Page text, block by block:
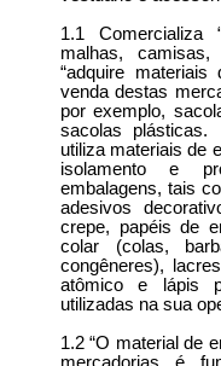
1.1 Comercializa
malhas,
“adquire
venda destas
por exemplo,
sacolas plásticas.
utiliza materiais de
isolamento e
embalagens, tais
adesivos
crepe, papéis de
colar (colas,
congêneres),
atômico e lápis
utilizadas na sua
1.2 “O material de